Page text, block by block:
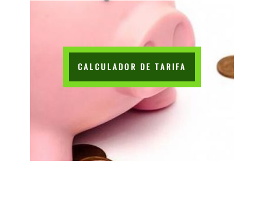
CALCULADOR DE TARIFA